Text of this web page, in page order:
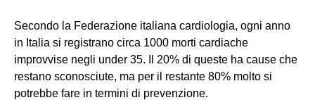
Secondo la Federazione italiana cardiologia, ogni anno
in Italia si registrano circa 1000 morti cardiache
improvvise negli under 35. Il 20% di queste ha cause che
restano sconosciute, ma per il restante 80% molto si
potrebbe fare in termini di prevenzione.